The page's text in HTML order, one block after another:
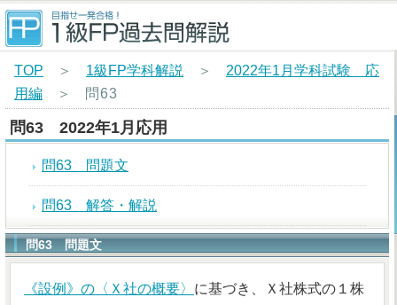
TOP ＞ 1級FP学科解説 ＞ 2022年1月学科試験 応
用編 ＞ 問63
問63 2022年1月応用
問63 問題文
問63 解答・解説
問63 問題文
《設例》の〈Ｘ社の概要〉 に基づき、Ｘ社株式の１株